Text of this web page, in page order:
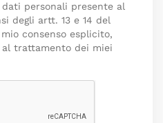
personali presente al
degli artt. 13 e 14 del
consenso esplicito,
trattamento dei miei